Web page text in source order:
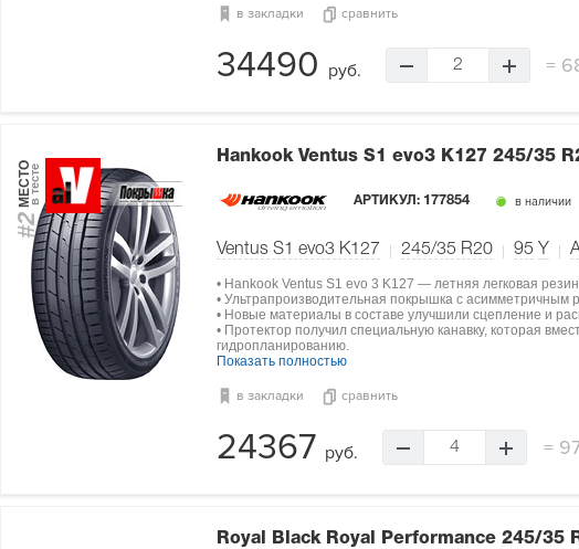
в закладки сравнить
34490 руб. 2 =
#2
МЕСТОв тесте
Hankook Ventus S1 evo3 K127 245/35
АРТИКУЛ: 177854 в наличии
Ventus S1 evo3 K127 245/35 R20 95 Y
• Hankook Ventus S1 evo 3 K127 — летняя легковая
• Ультрапроизводительная покрышка с асимметричным
• Новые материалы в составе улучшили сцепление и
• Протектор получил специальную канавку, которая
гидропланированию.
Показать полностью
в закладки сравнить
24367 руб. 4 =
Royal Black Royal Performance 245/35